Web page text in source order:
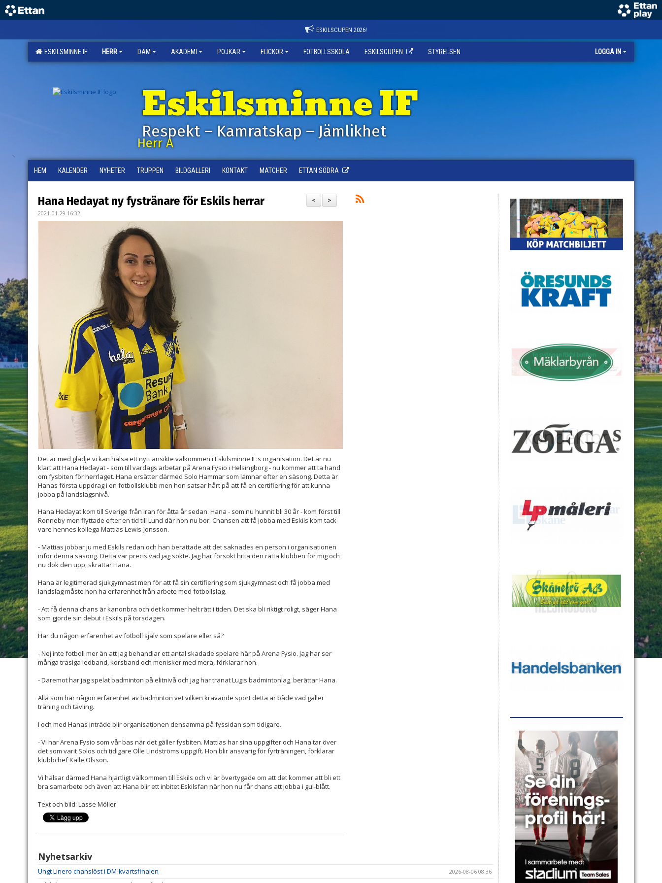
ESKILSCUPEN 2026!
ESKILSMINNE IF HERR DAM AKADEMI POJKAR FLICKOR FOTBOLLSSKOLA ESKILSCUPEN STYRELSEN LOGGA IN
Eskilsminne IF
Respekt – Kamratskap – Jämlikhet
Herr A
HEM KALENDER NYHETER TRUPPEN BILDGALLERI KONTAKT MATCHER ETTAN SÖDRA
>
<
Hana Hedayat ny fystränare för Eskils herrar
2021-01-29 16:32
Det är med glädje vi kan hälsa ett nytt ansikte välkommen i Eskilsminne IF:s organisation. Det är nu
klart att Hana Hedayat - som till vardags arbetar på Arena Fysio i Helsingborg - nu kommer att ta hand
om fysbiten för herrlaget. Hana ersätter därmed Solo Hammar som lämnar efter en säsong. Detta är
Hanas första uppdrag i en fotbollsklubb men hon satsar hårt på att få en certifiering för att kunna
jobba på landslagsnivå.
Hana Hedayat kom till Sverige från Iran för åtta år sedan. Hana - som nu hunnit bli 30 år - kom först till
Ronneby men flyttade efter en tid till Lund där hon nu bor. Chansen att få jobba med Eskils kom tack
vare hennes kollega Mattias Lewis-Jonsson.
- Mattias jobbar ju med Eskils redan och han berättade att det saknades en person i organisationen
inför denna säsong. Detta var precis vad jag sökte. Jag har försökt hitta den rätta klubben för mig och
nu dök den upp, skrattar Hana.
Hana är legitimerad sjukgymnast men för att få sin certifiering som sjukgymnast och få jobba med
landslag måste hon ha erfarenhet från arbete med fotbollslag.
- Att få denna chans är kanonbra och det kommer helt rätt i tiden. Det ska bli riktigt roligt, säger Hana
som gjorde sin debut i Eskils på torsdagen.
Har du någon erfarenhet av fotboll själv som spelare eller så?
- Nej inte fotboll mer än att jag behandlar ett antal skadade spelare här på Arena Fysio. Jag har ser
många trasiga ledband, korsband och menisker med mera, förklarar hon.
- Däremot har jag spelat badminton på elitnivå och jag har tränat Lugis badmintonlag, berättar Hana.
Alla som har någon erfarenhet av badminton vet vilken krävande sport detta är både vad gäller
träning och tävling.
I och med Hanas inträde blir organisationen densamma på fyssidan som tidigare.
- Vi har Arena Fysio som vår bas när det gäller fysbiten. Mattias har sina uppgifter och Hana tar över
det som varit Solos och tidigare Olle Lindströms uppgift. Hon blir ansvarig för fyrträningen, förklarar
klubbchef Kalle Olsson.
Vi hälsar därmed Hana hjärtligt välkommen till Eskils och vi är övertygade om att det kommer att bli ett
bra samarbete och även att Hana blir ett inbitet Eskilsfan när hon nu får chans att jobba i gul-blått.
Text och bild: Lasse Möller
Nyhetsarkiv
Ungt Linero chanslöst i DM-kvartsfinalen 2026-08-06 08:36